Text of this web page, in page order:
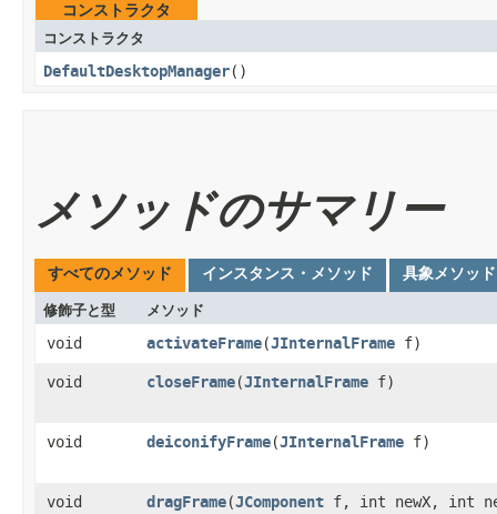
コンストラクタ
コンストラクタ
DefaultDesktopManager()
メソッドのサマリー
すべてのメソッド インスタンス・メソッド 具象メソッド
修飾子と型 メソッド
void activateFrame​(JInternalFrame f)
void closeFrame​(JInternalFrame f)
void deiconifyFrame​(JInternalFrame f)
void dragFrame​(JComponent f, int newX, int